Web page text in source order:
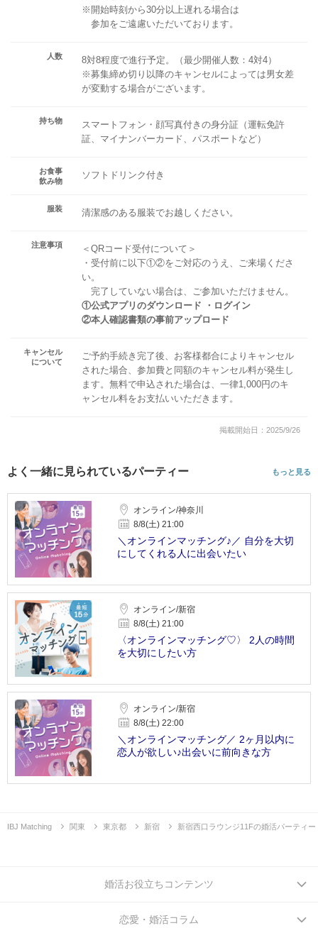
※開始時刻から30分以上遅れる場合は
参加をご遠慮いただいております。
人数
8対8程度で進行予定。（最少開催人数：4対4）
※募集締め切り以降のキャンセルによっては男女差
が変動する場合がございます。
持ち物
スマートフォン・顔写真付きの身分証（運転免許
証、マイナンバーカード、パスポートなど）
お食事
飲み物
ソフトドリンク付き
服装 清潔感のある服装でお越しください。
注意事項
＜QRコード受付について＞
・受付前に以下①②をご対応のうえ、ご来場くださ
い。
完了していない場合は、ご参加いただけません。
①公式アプリのダウンロード ・ログイン
②本人確認書類の事前アップロード
キャンセル
について
ご予約手続き完了後、お客様都合によりキャンセル
された場合、参加費と同額のキャンセル料が発生し
ます。無料で申込された場合は、一律1,000円のキ
ャンセル料をお支払いいただきます。
掲載開始日：2025/9/26
よく一緒に見られているパーティー もっと見る
オンライン/神奈川
8/8(土) 21:00
＼オンラインマッチング♪／ 自分を大切
にしてくれる人に出会いたい
オンライン/新宿
8/8(土) 21:00
〈オンラインマッチング♡〉 2人の時間
を大切にしたい方
オンライン/新宿
8/8(土) 22:00
＼オンラインマッチング／ 2ヶ月以内に
恋人が欲しい♪出会いに前向きな方
IBJ Matching 関東 東京都 新宿 新宿西口ラウンジ11Fの婚活パーティー
婚活お役立ちコンテンツ
恋愛・婚活コラム